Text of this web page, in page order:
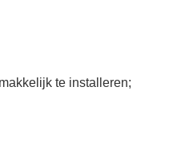
te installeren;